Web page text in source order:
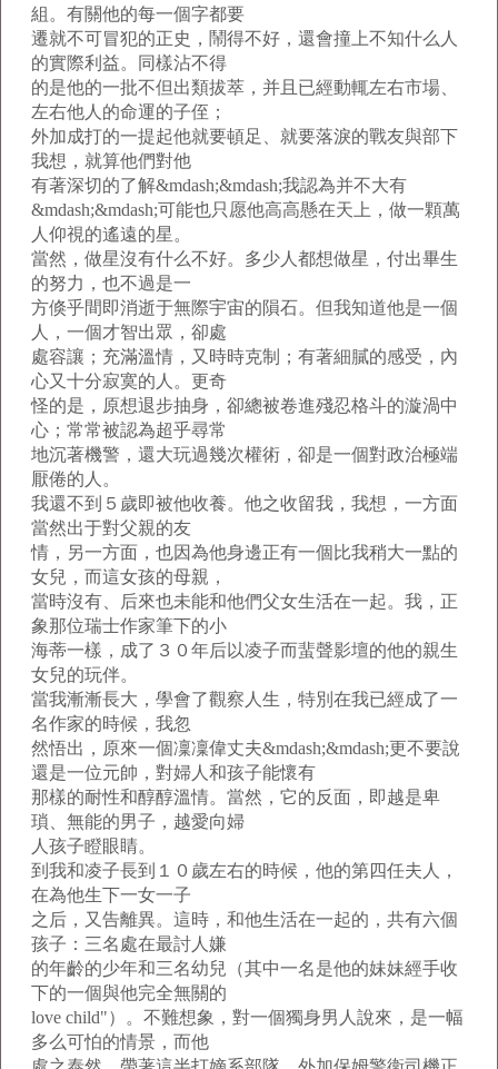
組。有關他的每一個字都要
遷就不可冒犯的正史，鬧得不好，還會撞上不知什么人
的實際利益。同樣沾不得
的是他的一批不但出類拔萃，并且已經動輒左右市場、
左右他人的命運的子侄；
外加成打的一提起他就要頓足、就要落淚的戰友與部下
我想，就算他們對他
有著深切的了解&mdash;&mdash;我認為并不大有
&mdash;&mdash;可能也只愿他高高懸在天上，做一顆萬
人仰視的遙遠的星。
當然，做星沒有什么不好。多少人都想做星，付出畢生
的努力，也不過是一
方倏乎間即消逝于無際宇宙的隕石。但我知道他是一個
人，一個才智出眾，卻處
處容讓；充滿溫情，又時時克制；有著細膩的感受，內
心又十分寂寞的人。更奇
怪的是，原想退步抽身，卻總被卷進殘忍格斗的漩渦中
心；常常被認為超乎尋常
地沉著機警，還大玩過幾次權術，卻是一個對政治極端
厭倦的人。
我還不到５歲即被他收養。他之收留我，我想，一方面
當然出于對父親的友
情，另一方面，也因為他身邊正有一個比我稍大一點的
女兒，而這女孩的母親，
當時沒有、后來也未能和他們父女生活在一起。我，正
象那位瑞士作家筆下的小
海蒂一樣，成了３０年后以凌子而蜚聲影壇的他的親生
女兒的玩伴。
當我漸漸長大，學會了觀察人生，特別在我已經成了一
名作家的時候，我忽
然悟出，原來一個凜凜偉丈夫&mdash;&mdash;更不要說
還是一位元帥，對婦人和孩子能懷有
那樣的耐性和醇醇溫情。當然，它的反面，即越是卑
瑣、無能的男子，越愛向婦
人孩子瞪眼睛。
到我和凌子長到１０歲左右的時候，他的第四任夫人，
在為他生下一女一子
之后，又告離異。這時，和他生活在一起的，共有六個
孩子：三名處在最討人嫌
的年齡的少年和三名幼兒（其中一名是他的妹妹經手收
下的一個與他完全無關的
love child"）。不難想象，對一個獨身男人說來，是一幅
多么可怕的情景，而他